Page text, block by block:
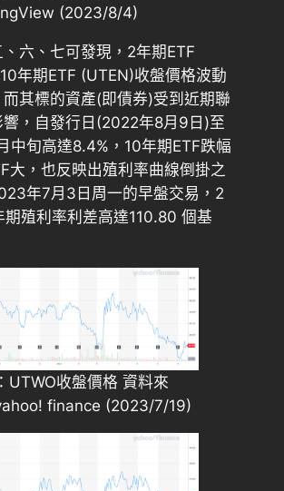
(2023/8/4)
六、七可發現，2年期ETF
年期ETF (UTEN)收盤價格波動
其標的資產(即債券)受到近期聯
響，自發行日(2022年8月9日)至
中旬高達8.4%，10年期ETF跌幅
大，也反映出殖利率曲線倒掛之
年7月3日周一的早盤交易，2
期殖利率利差高達110.80 個基
UTWO收盤價格 資料來
finance (2023/7/19)